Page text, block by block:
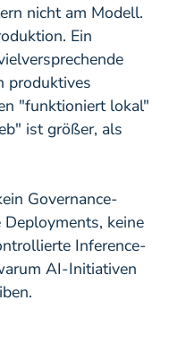
nicht am Modell.
Ein
produktives
"funktioniert lokal"
ist größer, als
Governance-
keine
Inference-
AI-Initiativen